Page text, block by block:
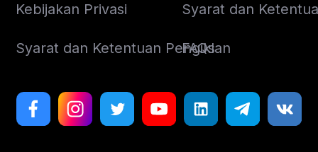
Kebijakan Privasi Syarat dan
Syarat dan Ketentuan Pengiklan
FAQs